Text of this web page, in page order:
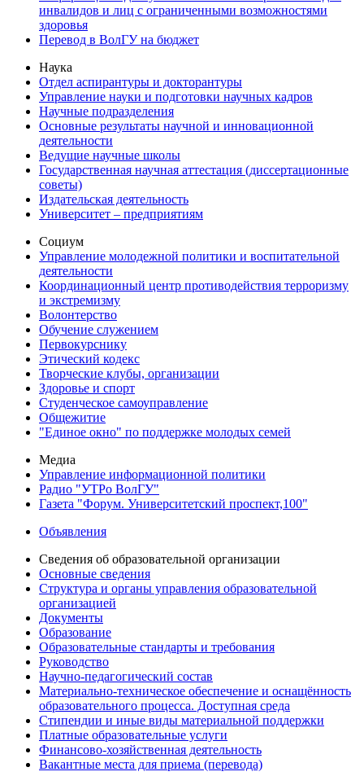
инвалидов и лиц с ограниченными возможностями
здоровья
Перевод в ВолГУ на бюджет
Наука
Отдел аспирантуры и докторантуры
Управление науки и подготовки научных кадров
Научные подразделения
Основные результаты научной и инновационной
деятельности
Ведущие научные школы
Государственная научная аттестация (диссертационные
советы)
Издательская деятельность
Университет – предприятиям
Социум
Управление молодежной политики и воспитательной
деятельности
Координационный центр противодействия терроризму
и экстремизму
Волонтерство
Обучение служением
Первокурснику
Этический кодекс
Творческие клубы, организации
Здоровье и спорт
Студенческое самоуправление
Общежитие
"Единое окно" по поддержке молодых семей
Медиа
Управление информационной политики
Радио "УТРо ВолГУ"
Газета "Форум. Университетский проспект,100"
Объявления
Сведения об образовательной организации
Основные сведения
Структура и органы управления образовательной
организацией
Документы
Образование
Образовательные стандарты и требования
Руководство
Научно-педагогический состав
Материально-техническое обеспечение и оснащённость
образовательного процесса. Доступная среда
Стипендии и иные виды материальной поддержки
Платные образовательные услуги
Финансово-хозяйственная деятельность
Вакантные места для приема (перевода)